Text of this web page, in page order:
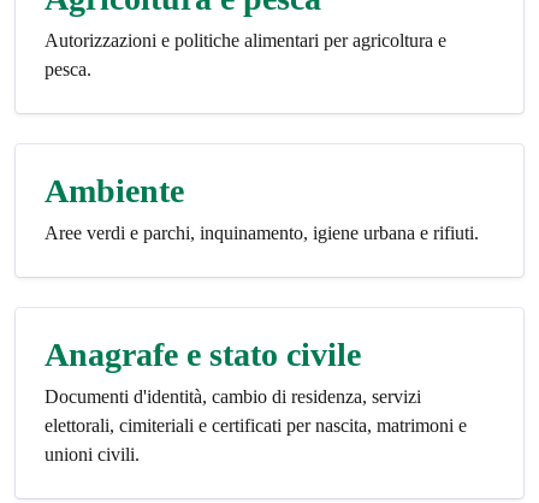
Autorizzazioni e politiche alimentari per agricoltura e
pesca.
Ambiente
Aree verdi e parchi, inquinamento, igiene urbana e rifiuti.
Anagrafe e stato civile
Documenti d'identità, cambio di residenza, servizi
elettorali, cimiteriali e certificati per nascita, matrimoni e
unioni civili.